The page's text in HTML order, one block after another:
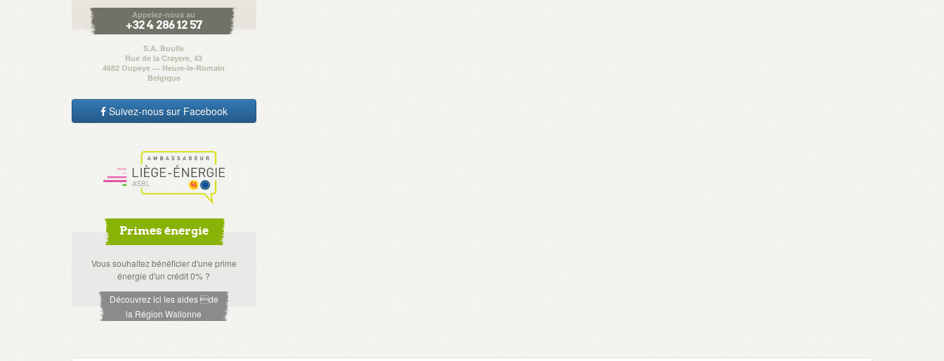
Appelez-nous au
+32 4 286 12 57
S.A. Boulle
Rue de la Crayere, 43
4682 Oupeye — Heure-le-Romain
Belgique
Suivez-nous sur Facebook
Primes énergie
Vous souhaitez bénéficier d'une prime
énergie d'un crédit 0% ?
Découvrez ici les aides de
la Région Wallonne